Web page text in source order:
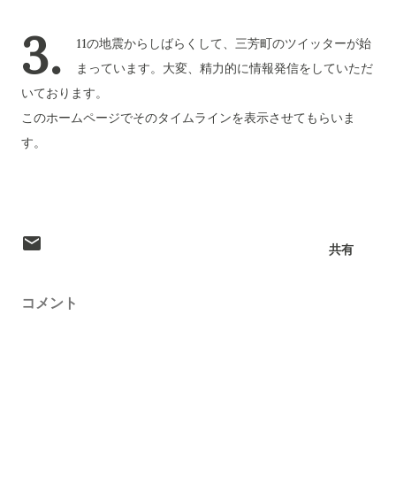
3.
11の地震からしばらくして、三芳町のツイッターが始
まっています。大変、精力的に情報発信をしていただ
いております。
このホームページでそのタイムラインを表示させてもらいま
す。
共有
コメント